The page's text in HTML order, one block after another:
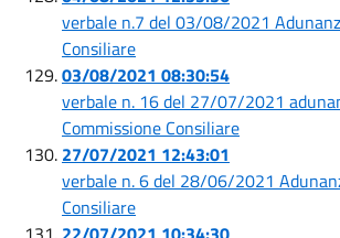
verbale n.7 del 03/08/2021
Consiliare
03/08/2021 08:30:54
verbale n. 16 del 27/07/2021
Commissione Consiliare
27/07/2021 12:43:01
verbale n. 6 del 28/06/2021
Consiliare